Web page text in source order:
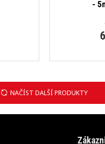
-
NAČÍST DALŠÍ PRODUKTY